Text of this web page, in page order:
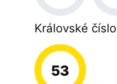
Královské číslo
53